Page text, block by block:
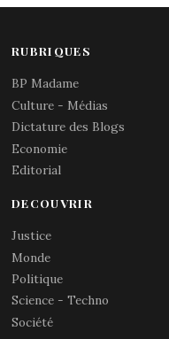
RUBRIQUES
BP Madame
Culture - Médias
Dictature des Blogs
Economie
Editorial
DECOUVRIR
Justice
Monde
Politique
Science - Techno
Société